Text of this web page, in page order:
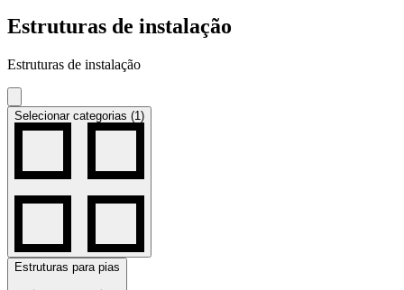
Estruturas de instalação
Estruturas de instalação
Selecionar categorias (1)
Estruturas para pias